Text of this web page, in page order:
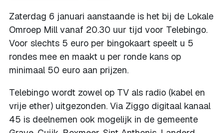
Zaterdag 6 januari aanstaande is het bij de Lokale
Omroep Mill vanaf 20.30 uur tijd voor Telebingo.
Voor slechts 5 euro per bingokaart speelt u 5
rondes mee en maakt u per ronde kans op
minimaal 50 euro aan prijzen.
Telebingo wordt zowel op TV als radio (kabel en
vrije ether) uitgezonden. Via Ziggo digitaal kanaal
45 is deelnemen ook mogelijk in de gemeente